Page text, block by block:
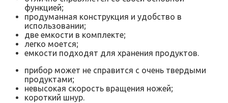
функцией;
продуманная конструкция и удобство в
использовании;
две емкости в комплекте;
легко моется;
емкости подходят для хранения продуктов.
прибор может не справится с очень твердыми
продуктами;
невысокая скорость вращения ножей;
короткий шнур.